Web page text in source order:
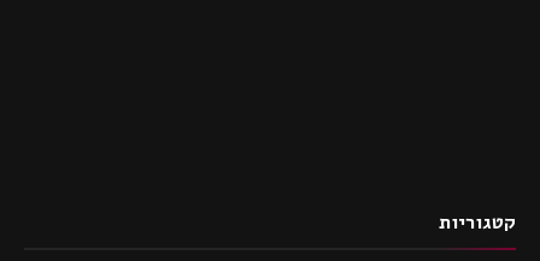
קטגוריות